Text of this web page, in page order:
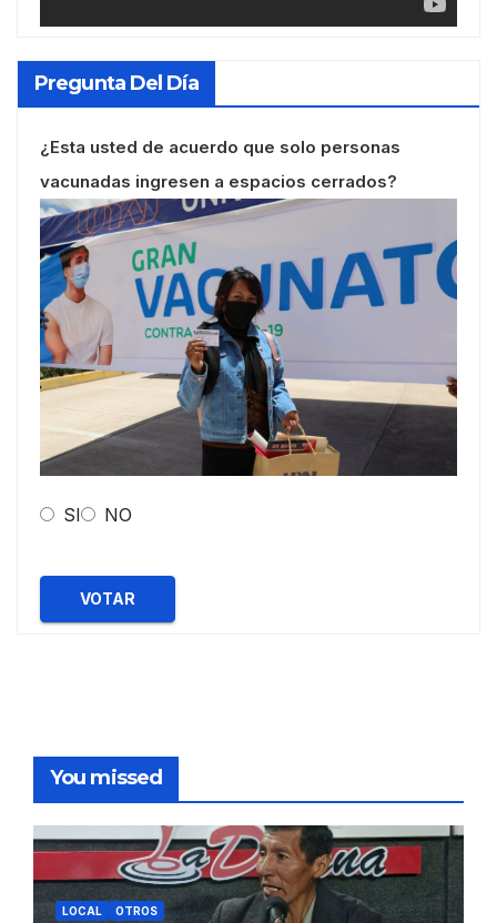
Pregunta Del Día
¿Esta usted de acuerdo que solo personas
vacunadas ingresen a espacios cerrados?
SI NO
VOTAR
You missed
LOCAL OTROS